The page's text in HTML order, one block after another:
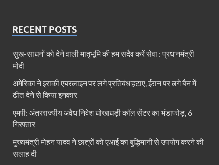
RECENT POSTS
सुख-साधनों को देने वाली मातृभूमि की हम सदैव करें सेवा : प्रधानमंत्री
मोदी
अमेरिका ने इराकी एयरलाइन पर लगे प्रतिबंध हटाए, ईरान पर लगे बैन में
ढील देने से किया इनकार
एमपी: अंतरराज्यीय अवैध निवेश धोखाधड़ी कॉल सेंटर का भंडाफोड़, 6
गिरफ्तार
मुख्यमंत्री मोहन यादव ने छात्रों को एआई का बुद्धिमानी से उपयोग करने की
सलाह दी